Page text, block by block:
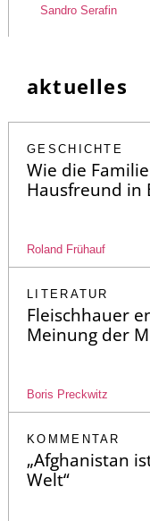
Sandro Serafin
aktuelles
GESCHICHTE
Wie die
Hausfreund in
Roland Frühauf
LITERATUR
Fleischhauer
Meinung der
Boris Preckwitz
KOMMENTAR
„Afghanistan
Welt“